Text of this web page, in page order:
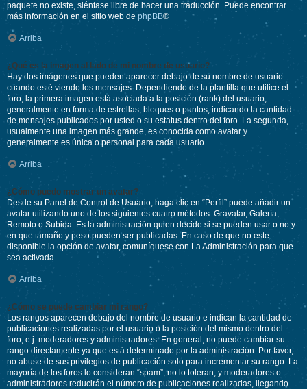
paquete no existe, siéntase libre de hacer una traducción. Puede encontrar
más información en el sitio web de phpBB®
Arriba
¿Qué es la imagen al lado de mi nombre de usuario?
Hay dos imágenes que pueden aparecer debajo de su nombre de usuario
cuando esté viendo los mensajes. Dependiendo de la plantilla que utilice el
foro, la primera imagen está asociada a la posición (rank) del usuario,
generalmente en forma de estrellas, bloques o puntos, indicando la cantidad
de mensajes publicados por usted o su estatus dentro del foro. La segunda,
usualmente una imagen más grande, es conocida como avatar y
generalmente es única o personal para cada usuario.
Arriba
¿Cómo puedo mostrar un avatar?
Desde su Panel de Control de Usuario, haga clic en “Perfil” puede añadir un
avatar utilizando uno de los siguientes cuatro métodos: Gravatar, Galería,
Remoto o Subida. Es la administración quien decide si se pueden usar o no y
en que tamaño y peso pueden ser publicadas. En caso de que no este
disponible la opción de avatar, comuníquese con La Administración para que
sea activada.
Arriba
¿Cómo se puede cambiar mi rango?
Los rangos aparecen debajo del nombre de usuario e indican la cantidad de
publicaciones realizadas por el usuario o la posición del mismo dentro del
foro, e.j. moderadores y administradores. En general, no puede cambiar su
rango directamente ya que está determinado por la administración. Por favor,
no abuse de sus privilegios de publicación solo para incrementar su rango. La
mayoría de los foros lo consideran “spam”, no lo toleran, y moderadores o
administradores reducirán el número de publicaciones realizadas, llegando